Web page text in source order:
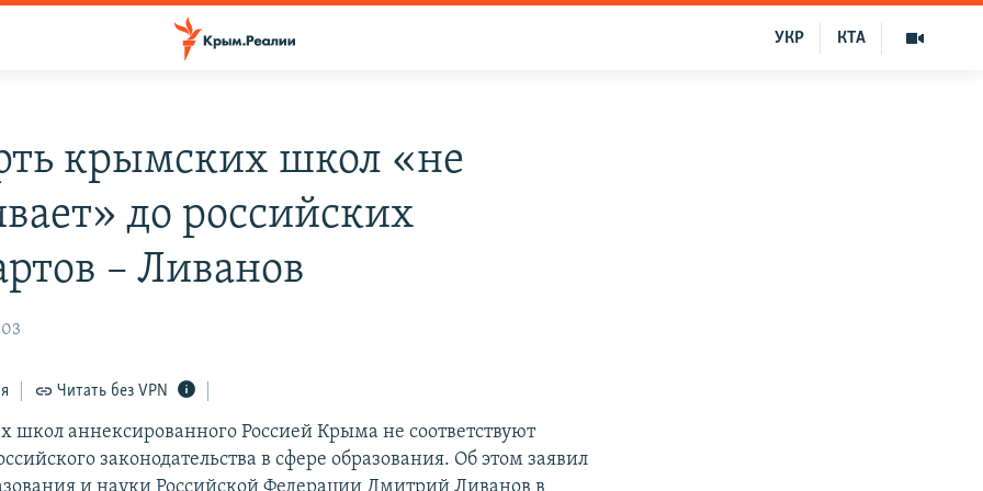
КТА
УКР
крымских школ «не
до российских
– Ливанов
Читать без VPN
школ аннексированного Россией Крыма не соответствуют
законодательства в сфере образования. Об этом заявил